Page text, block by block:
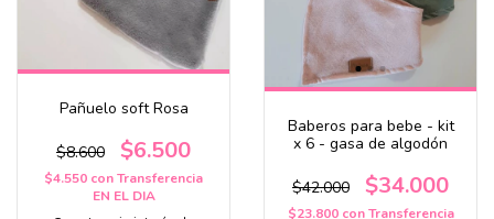
Pañuelo soft Rosa
$8.600 $6.500
$4.550 conTransferencia
EN EL DIA
Baberos para bebe - kit
x 6 - gasa de algodón
$42.000 $34.000
$23.800 con Transferencia